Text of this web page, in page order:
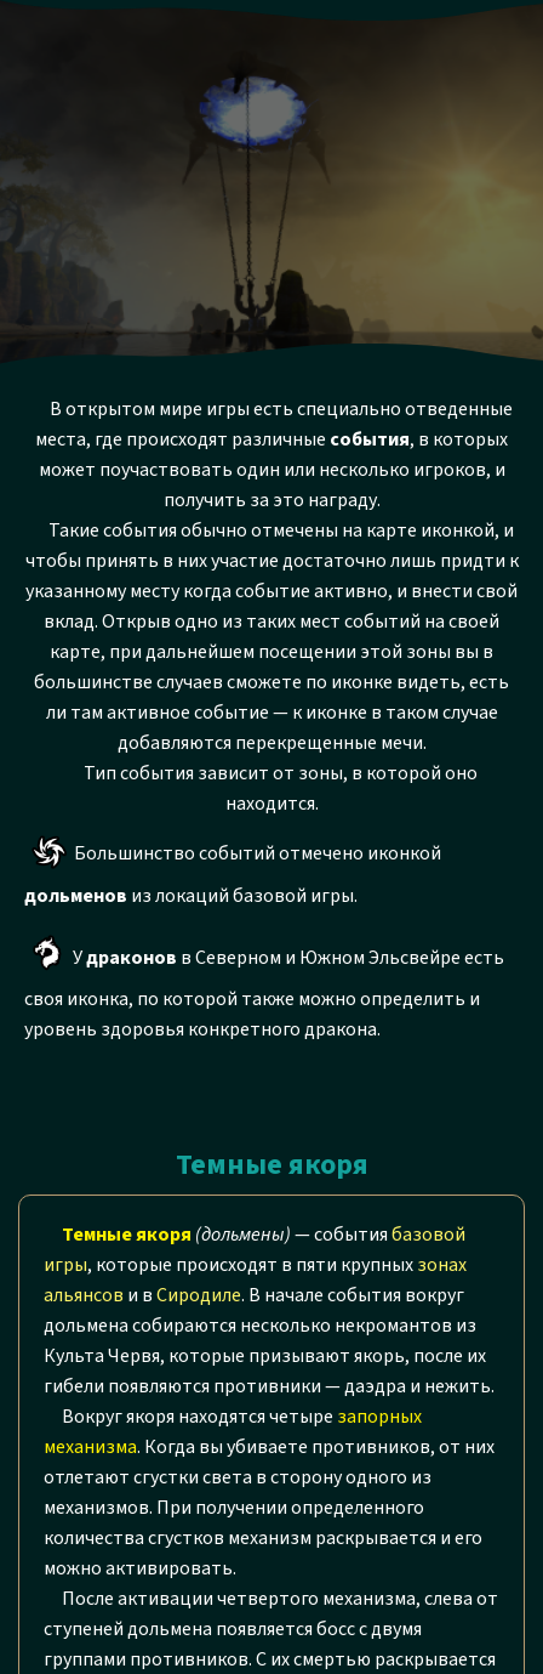
В открытом мире игры есть специально отведенные
места, где происходят различные события, в которых
может поучаствовать один или несколько игроков, и
получить за это награду.
Такие события обычно отмечены на карте иконкой, и
чтобы принять в них участие достаточно лишь придти к
указанному месту когда событие активно, и внести свой
вклад. Открыв одно из таких мест событий на своей
карте, при дальнейшем посещении этой зоны вы в
большинстве случаев сможете по иконке видеть, есть
ли там активное событие — к иконке в таком случае
добавляются перекрещенные мечи.
Тип события зависит от зоны, в которой оно
находится.
Большинство событий отмечено иконкой
дольменов из локаций базовой игры.
Удраконов в Северном и Южном Эльсвейре есть
своя иконка, по которой также можно определить и
уровень здоровья конкретного дракона.
Темные якоря
Темные якоря (дольмены)— событиябазовой
игры, которые происходят в пяти крупныхзонах
альянсов и вСиродиле. В начале события вокруг
дольмена собираются несколько некромантов из
Культа Червя, которые призывают якорь, после их
гибели появляются противники — даэдра и нежить.
Вокруг якоря находятся четыре запорных
механизма. Когда вы убиваете противников, от них
отлетают сгустки света в сторону одного из
механизмов. При получении определенного
количества сгустков механизм раскрывается и его
можно активировать.
После активации четвертого механизма, слева от
ступеней дольмена появляется босс с двумя
группами противников. С их смертью раскрывается